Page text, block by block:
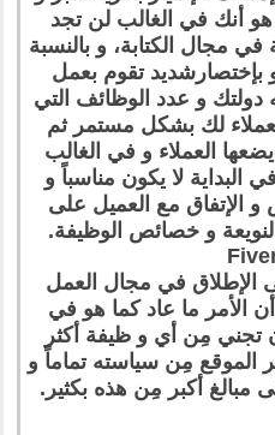
أنك في الغالب لن تجد
في مجال الكتابة، و بالنسبة
بإختصارشديد تقوم بعمل
و عدد الوظائف التي
لك بشكل مستمر ثم
العملاء و في الغالب
البداية لا يكون مناسباً و
و الإتفاق مع العميل على
و خصائص الوظيفة.
الإطلاق في مجال العمل
الأمر ما عاد كما هو في
تجني مِن أي و ظيفة أكثر
مِن سياسته تماماً و
مبالغ أكبر مِن هذه بكثير.